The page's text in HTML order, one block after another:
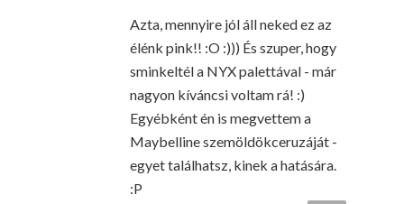
Azta, mennyire jól áll neked ez az
élénk pink!! :O :))) És szuper, hogy
sminkeltél a NYX palettával - már
nagyon kíváncsi voltam rá! :)
Egyébként én is megvettem a
Maybelline szemöldökceruzáját -
egyet találhatsz, kinek a hatására.
:P